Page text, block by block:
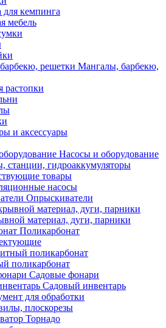
для кемпинга
мебель
Мангалы, барбекю,
растопки
и аксессуары
Насосы и оборудование
станции, гидроаккумуляторы
товары
насосы
Опрыскиватели
материал, дуги, парники
Поликарбонат
поликарбонат
поликарбонат
Садовые фонари
Садовый инвентарь
для обработки
плоскорезы
Торнадо